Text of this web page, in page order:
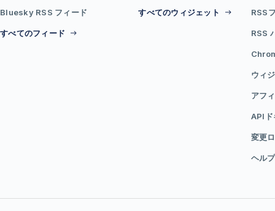
Bluesky RSS フィード
すべてのフィード
すべてのウィジェット RSS
RSS
ウィ
アフ
APIド
変更
ヘル